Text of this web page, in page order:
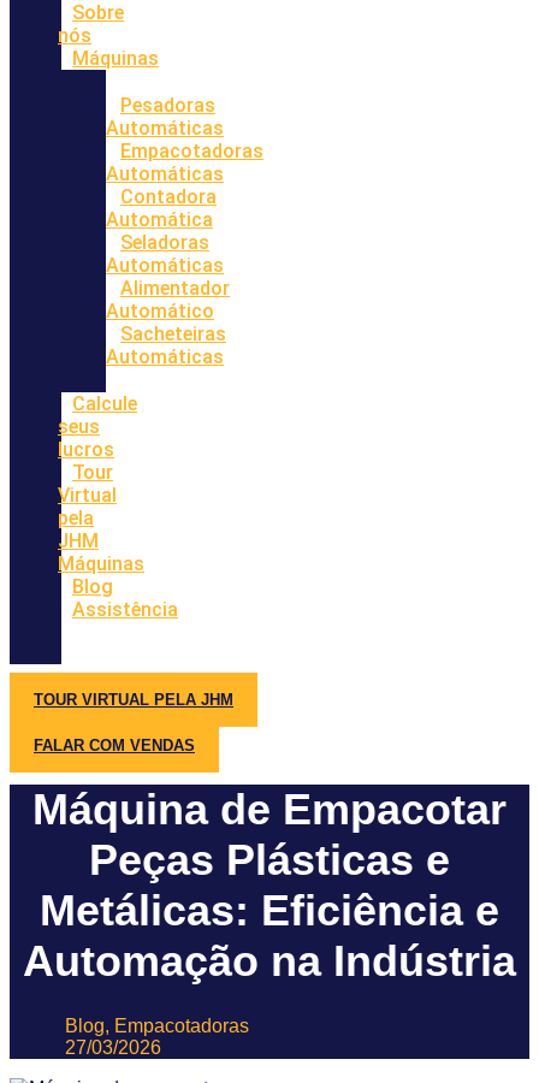
Sobre
nós
Máquinas
Pesadoras
Automáticas
Empacotadoras
Automáticas
Contadora
Automática
Seladoras
Automáticas
Alimentador
Automático
Sacheteiras
Automáticas
Calcule
seus
lucros
Tour
Virtual
pela
JHM
Máquinas
Blog
Assistência
TOUR VIRTUAL PELA JHM
FALAR COM VENDAS
Máquina de Empacotar
Peças Plásticas e
Metálicas: Eficiência e
Automação na Indústria
Blog, Empacotadoras
27/03/2026